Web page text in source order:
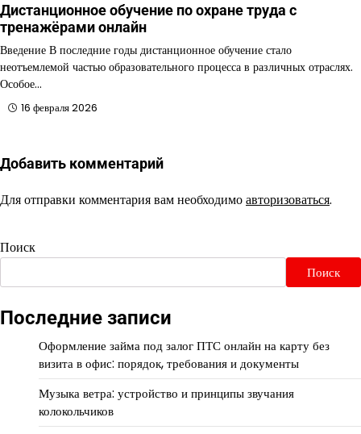
Дистанционное обучение по охране труда с
тренажёрами онлайн
Введение В последние годы дистанционное обучение стало
неотъемлемой частью образовательного процесса в различных отраслях.
Особое…
16 февраля 2026
Добавить комментарий
Для отправки комментария вам необходимоавторизоваться.
Поиск
Поиск
Последние записи
Оформление займа под залог ПТС онлайн на карту без
визита в офис: порядок, требования и документы
Музыка ветра: устройство и принципы звучания
колокольчиков